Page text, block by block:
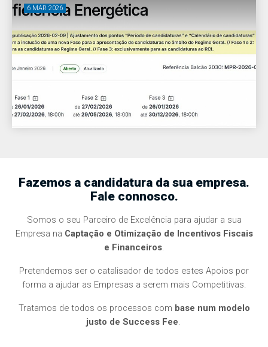
6 MAR 2026
Fazemos a candidatura da sua empresa.
Fale connosco.
Somos o seu Parceiro de Excelência para ajudar a sua
Empresa na Captação e Otimização de Incentivos Fiscais
e Financeiros.
Pretendemos ser o catalisador de todos estes Apoios por
forma a ajudar as Empresas a serem mais Competitivas.
Tratamos de todos os processos com base num modelo
justo de Success Fee.